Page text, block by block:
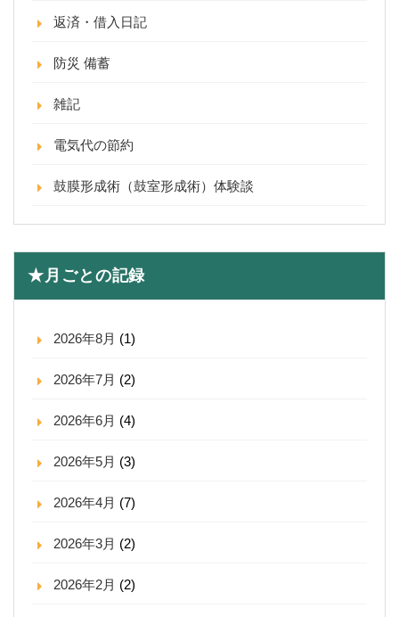
返済・借入日記
防災 備蓄
雑記
電気代の節約
鼓膜形成術（鼓室形成術）体験談
★月ごとの記録
2026年8月 (1)
2026年7月 (2)
2026年6月 (4)
2026年5月 (3)
2026年4月 (7)
2026年3月 (2)
2026年2月 (2)